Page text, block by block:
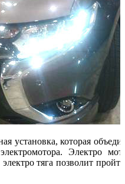
установка, которая
Электро
тяга позволит